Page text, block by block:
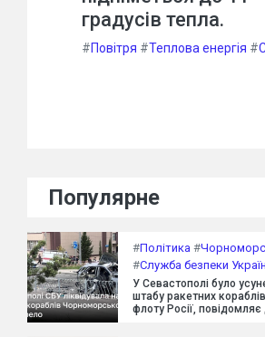
градусів тепла.
#Повітря #Теплова енергія #
Популярне
#Політика #
#Служба безпеки
У Севастополі було
штабу ракетних
флоту Росії,